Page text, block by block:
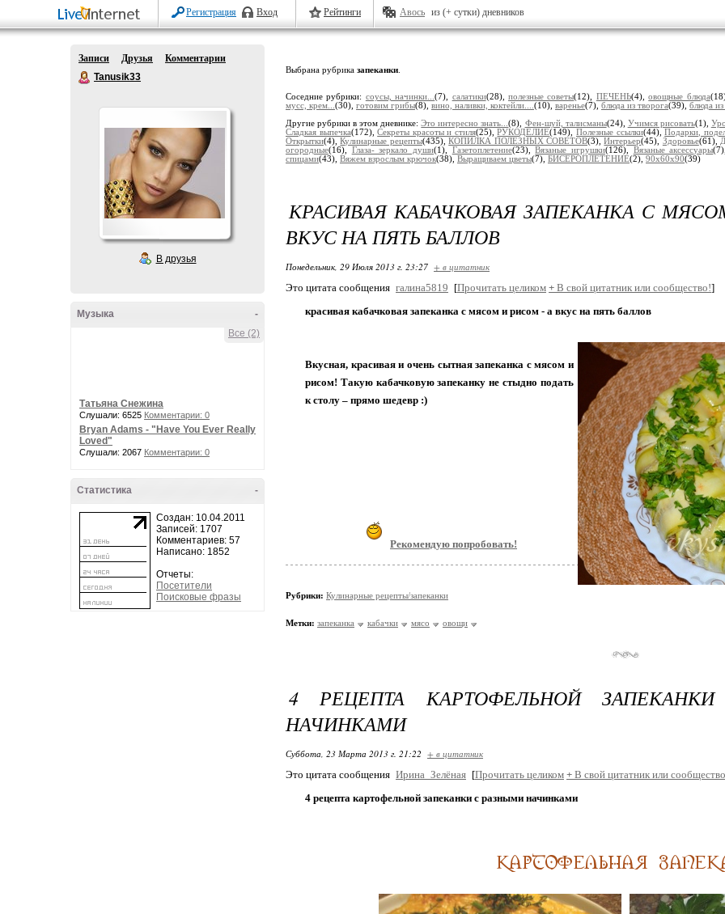
Регистрация Вход Рейтинги Авось из (+ сутки) дневников
Записи Друзья
Комментарии
Tanusik33
В друзья
-
Музыка
Все (2)
Татьяна Снежина
Слушали: 6525 Комментарии: 0
Bryan Adams - "Have You Ever Really
Loved"
Слушали: 2067 Комментарии: 0
-
Статистика
Создан: 10.04.2011
Записей: 1707
Комментариев: 57
Написано: 1852
Отчеты:
Посетители
Поисковые фразы
Выбрана рубрика запеканки
Соседние рубрики: соусы, начинки...(7), салатики(28),полезные советы(12), ПЕЧЕНЬ(4),овощные блюда
мусс, крем... (30), готовим грибы(8), вино, наливки, коктейли.... (10), варенье(7), блюда из творога(39), блюда
Другие рубрики в этом дневнике:Это интересно знать...(8), Фен-шуй, талисманы(24), Учимся рисовать(1),
Сладкая выпечка(172),Секреты красоты и стиля(25),РУКОДЕЛИЕ(149),Полезные ссылки(44),Подарки,
Открытки(4),Кулинарные рецепты(435),КОПИЛКА ПОЛЕЗНЫХ СОВЕТОВ(3),Интерьер(45), Здоровье(61),
огородные(16), Глаза- зеркало души(1), Газетоплетение(23),Вязаные игрушки(126), Вязаные аксессуары
спицами(43), Вяжем взрослым крючок(38), Выращиваем цветы(7), БИСЕРОПЛЕТЕНИЕ(2), 90х60х90(39)
КРАСИВАЯ КАБАЧКОВАЯ ЗАПЕКАНКА С
ВКУС НА ПЯТЬ БАЛЛОВ
Понедельник, 29 Июля 2013 г. 23:27 + в цитатник
Это цитата сообщения галина5819 [Прочитать целиком + В свой цитатник или сообщество!]
красивая кабачковая запеканка с мясом и рисом - а вкус на пять баллов
Вкусная, красивая и очень сытная запеканка с мясом и
рисом! Такую кабачковую запеканку не стыдно подать
к столу – прямо шедевр :)
Рекомендую попробовать!
Рубрики: Кулинарные рецепты/запеканки
Метки: запеканка кабачки мясо овощи
4 РЕЦЕПТА КАРТОФЕЛЬНОЙ
НАЧИНКАМИ
Суббота, 23 Марта 2013 г. 21:22 + в цитатник
Это цитата сообщения Ирина_Зелёная [Прочитать целиком + В свой цитатник или
4 рецепта картофельной запеканки с разными начинками